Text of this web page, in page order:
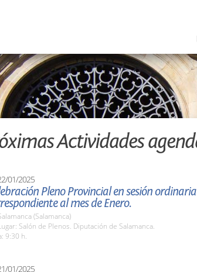
Actividades
01/2025
Pleno Provincial en sesión ordinaria
al mes de Enero.
(Salamanca)
Salón de Plenos. Diputación de Salamanca.
9:30 h.
01/2025